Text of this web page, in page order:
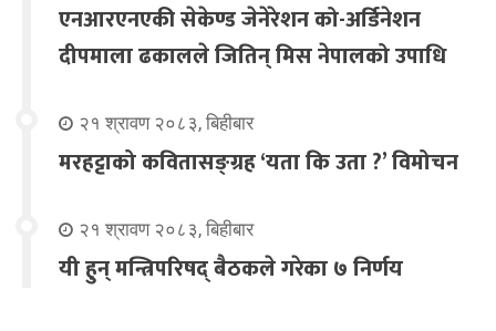
एनआरएनएकी सेकेण्ड जेनेरेशन को-अर्डिनेशन
दीपमाला ढकालले जितिन् मिस नेपालको उपाधि
२१ श्रावण २०८३, बिहीबार
मरहट्टाको कवितासङ्ग्रह ‘यता कि उता ?’ विमोचन
२१ श्रावण २०८३, बिहीबार
यी हुन् मन्त्रिपरिषद् बैठकले गरेका ७ निर्णय